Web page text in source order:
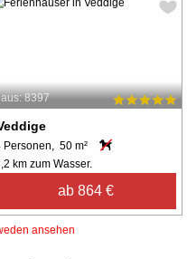
8397
Personen, 50 m²
km zum Wasser.
ab 864 €
ansehen